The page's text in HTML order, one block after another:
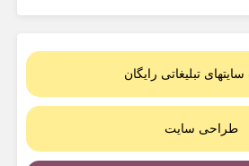
تبلیغاتی رایگان
طراحی سایت